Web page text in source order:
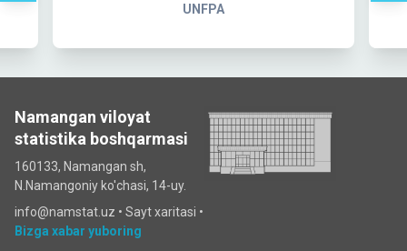
UNFPA
Namangan viloyat
statistika boshqarmasi
160133, Namangan sh,
N.Namangoniy ko'chasi, 14-uy.
info@namstat.uz • Sayt xaritasi •
Bizga xabar yuboring